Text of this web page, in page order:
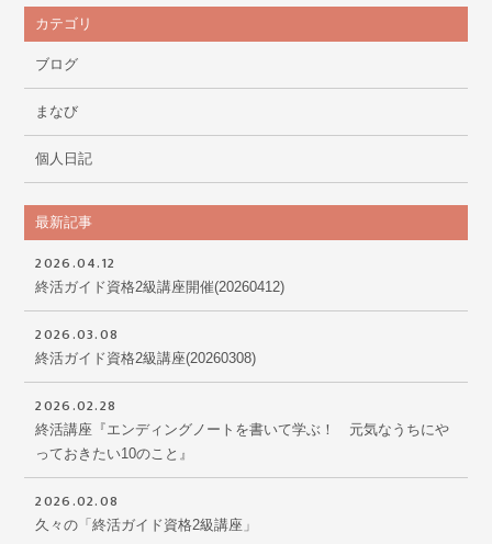
カテゴリ
ブログ
まなび
個人日記
最新記事
2026.04.12
終活ガイド資格2級講座開催(20260412)
2026.03.08
終活ガイド資格2級講座(20260308)
2026.02.28
終活講座『エンディングノートを書いて学ぶ！ 元気なうちにや
っておきたい10のこと』
2026.02.08
久々の「終活ガイド資格2級講座」